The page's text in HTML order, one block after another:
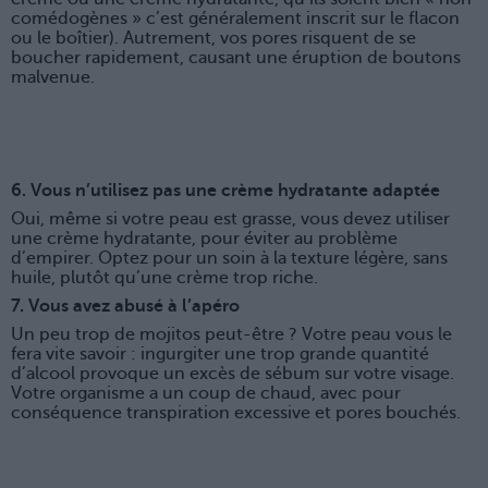
comédogènes » c’est généralement inscrit sur le flacon
ou le boîtier). Autrement, vos pores risquent de se
boucher rapidement, causant une éruption de boutons
malvenue.
6. Vous n’utilisez pas une crème hydratante adaptée
Oui, même si votre peau est grasse, vous devez utiliser
une crème hydratante, pour éviter au problème
d’empirer. Optez pour un soin à la texture légère, sans
huile, plutôt qu’une crème trop riche.
7. Vous avez abusé à l’apéro
Un peu trop de mojitos peut-être ? Votre peau vous le
fera vite savoir : ingurgiter une trop grande quantité
d’alcool provoque un excès de sébum sur votre visage.
Votre organisme a un coup de chaud, avec pour
conséquence transpiration excessive et pores bouchés.